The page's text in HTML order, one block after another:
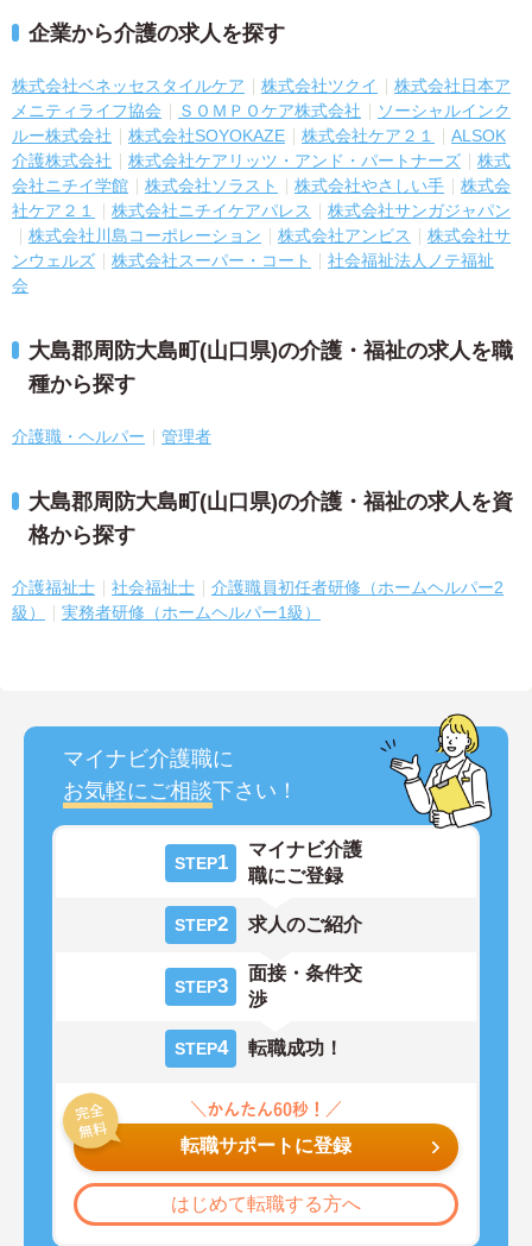
企業から介護の求人を探す
株式会社ベネッセスタイルケア 株式会社ツクイ
株式会社日本ア
メニティライフ協会
ＳＯＭＰＯケア株式会社
ソーシャルインク
ルー株式会社
株式会社SOYOKAZE 株式会社ケア２１
ALSOK
介護株式会社
株式会社ケアリッツ・アンド・パートナーズ
株式
会社ニチイ学館
株式会社ソラスト 株式会社やさしい手
株式会
社ケア２１
株式会社ニチイケアパレス
株式会社サンガジャパン
株式会社川島コーポレーション
株式会社アンビス
株式会社サ
ンウェルズ
株式会社スーパー・コート
社会福祉法人ノテ福祉
会
大島郡周防大島町(山口県)の介護・福祉の求人を職
種から探す
介護職・ヘルパー 管理者
大島郡周防大島町(山口県)の介護・福祉の求人を資
格から探す
介護福祉士 社会福祉士
介護職員初任者研修（ホームヘルパー2
級）
実務者研修（ホームヘルパー1級）
マイナビ介護職に
お気軽にご相談下さい！
STEP1
マイナビ介護
職にご登録
STEP2 求人のご紹介
STEP3
面接・条件交
渉
STEP4 転職成功！
転職サポートに登録
はじめて転職する方へ